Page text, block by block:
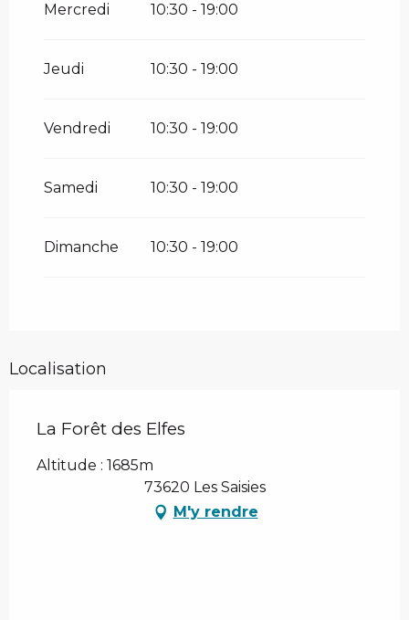
Mercredi 10:30 - 19:00
Jeudi 10:30 - 19:00
Vendredi 10:30 - 19:00
Samedi 10:30 - 19:00
Dimanche 10:30 - 19:00
Localisation
La Forêt des Elfes
Altitude : 1685m
73620 Les Saisies
M'y rendre